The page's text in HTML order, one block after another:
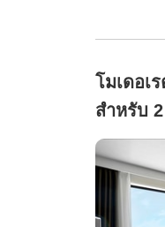
โมเดอเ
สำหรับ